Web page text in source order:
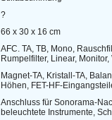
?
66 x 30 x 16 cm
AFC. TA, TB, Mono,
Rumpelfilter, Linear,
Magnet-TA, Kristall-TA,
Höhen, FET-HF-
Anschluss für Sonorama-
beleuchtete Instrumente,